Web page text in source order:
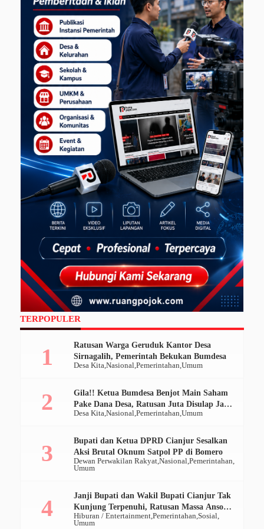
TERPOPULER
Desa Kita Nasional Pemerintahan Umum
Ratusan Warga Geruduk Kantor Desa
Sirnagalih, Pemerintah Bekukan Bumdesa
Desa Kita Nasional Pemerintahan Umum
Gila!! Ketua Bumdesa Benjot Main Saham
Pake Dana Desa, Ratusan Juta Disulap Jadi
Ratusan Ribu
Dewan Perwakilan Rakyat Nasional Pemerintahan
Umum
Bupati dan Ketua DPRD Cianjur Sesalkan
Aksi Brutal Oknum Satpol PP di Bomero
Hiburan / Entertainment Pemerintahan Sosial
Umum
Janji Bupati dan Wakil Bupati Cianjur Tak
Kunjung Terpenuhi, Ratusan Massa Ansor
Geruduk Pendopo